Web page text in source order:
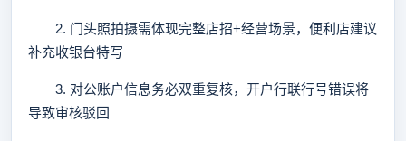
2. 门头照拍摄需体现完整店招+经营场景，便利店建议
补充收银台特写
3. 对公账户信息务必双重复核，开户行联行号错误将
导致审核驳回